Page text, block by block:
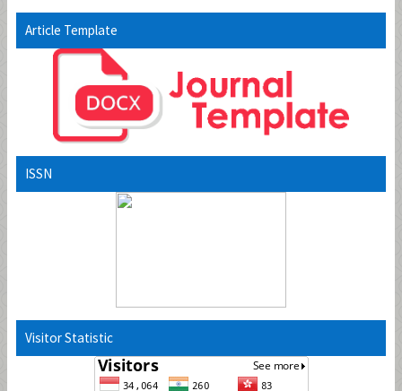
Article Template
ISSN
Visitor Statistic